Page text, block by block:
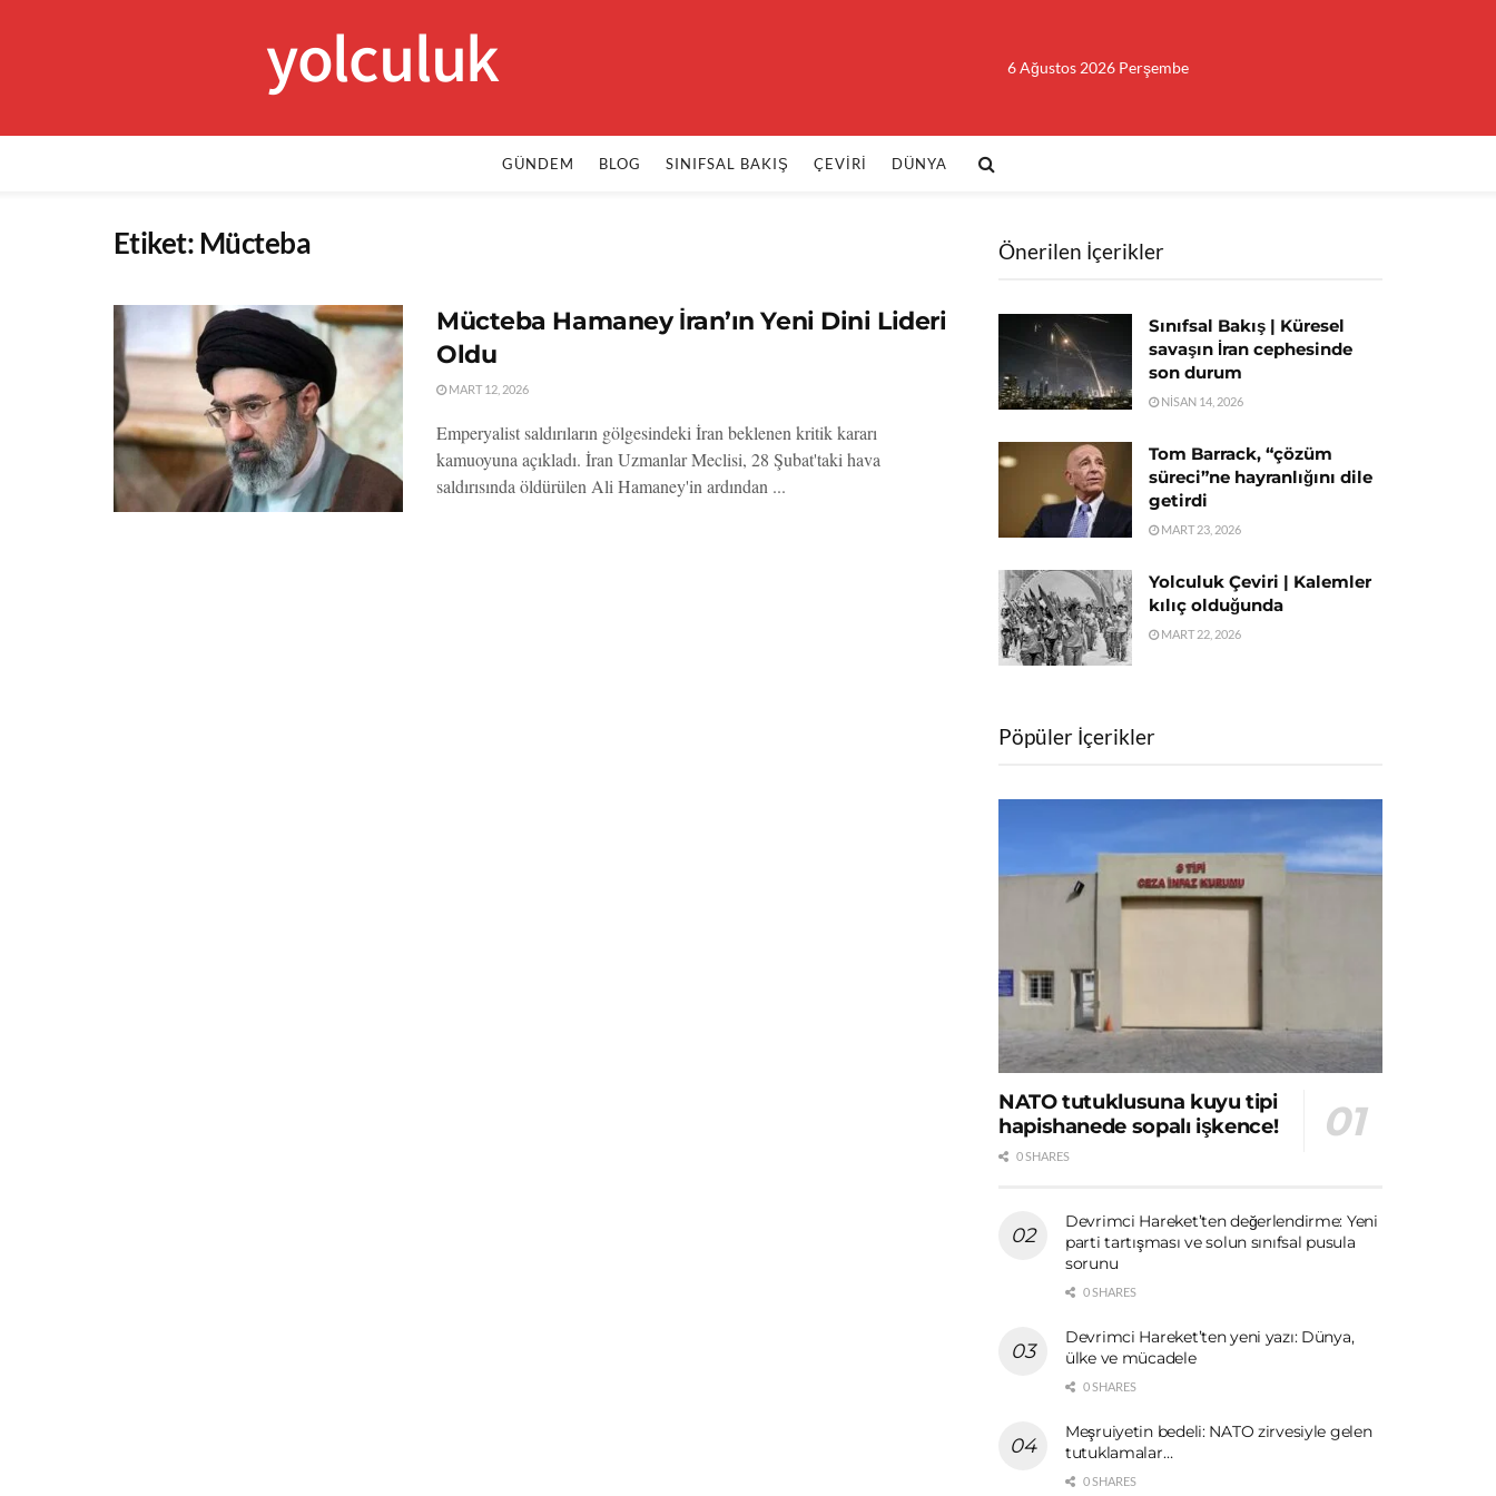
yolculuk 6 Ağustos 2026 Perşembe
GÜNDEM BLOG SINIFSAL BAKIŞ ÇEVIRI DÜNYA
Etiket:Mücteba
Mücteba Hamaney İran’ın Yeni Dini Lideri
Oldu
MART 12, 2026
Emperyalist saldırıların gölgesindeki İran beklenen kritik kararı
kamuoyuna açıkladı. İran Uzmanlar Meclisi, 28 Şubat'taki hava
saldırısında öldürülen Ali Hamaney'in ardından ...
Önerilen İçerikler
Sınıfsal Bakış | Küresel
savaşın İran cephesinde
son durum
NISAN 14, 2026
Tom Barrack, “çözüm
süreci”ne hayranlığını dile
getirdi
MART 23, 2026
Yolculuk Çeviri | Kalemler
kılıç olduğunda
MART 22, 2026
Pöpüler İçerikler
NATO tutuklusuna kuyu tipi
hapishanede sopalı işkence!
0 SHARES
Devrimci Hareket’ten değerlendirme: Yeni
parti tartışması ve solun sınıfsal pusula
sorunu
0 SHARES
Devrimci Hareket’ten yeni yazı: Dünya,
ülke ve mücadele
0 SHARES
Meşruiyetin bedeli: NATO zirvesiyle gelen
tutuklamalar…
0 SHARES